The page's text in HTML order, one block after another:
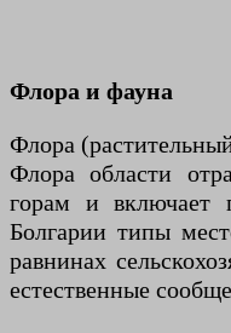
Флора и фауна
Флора
Флора области
горам и включает
Болгарии типы
равнинах
естественные